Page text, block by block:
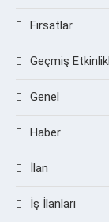
Fırsatlar
Geçmiş
Genel
Haber
İlan
İş İlanları